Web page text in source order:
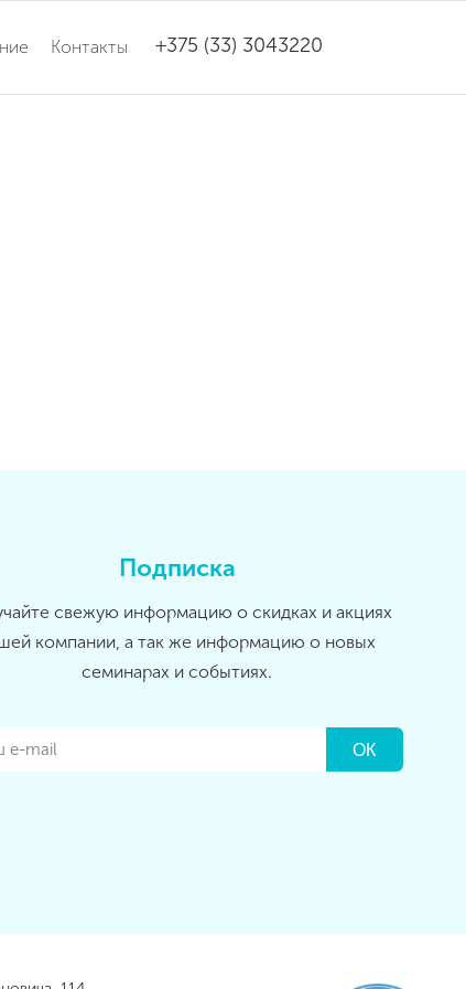
Контакты +375 (33) 3043220
Подписка
свежую информацию о скидках и акциях
компании, а так же информацию о новых
семинарах и событиях.